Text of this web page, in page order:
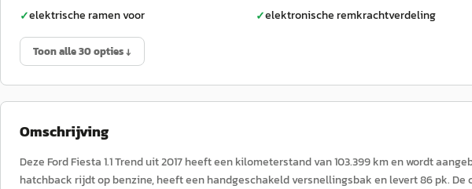
✓elektrische ramen voor ✓elektronische remkrachtverdeling
Toon alle 30 opties ↓
Omschrijving
Deze Ford Fiesta 1.1 Trend uit 2017 heeft een kilometerstand van 103.399 km en wordt
hatchback rijdt op benzine, heeft een handgeschakeld versnellingsbak en levert 86 pk.